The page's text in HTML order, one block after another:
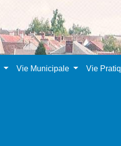
Vie Municipale Vie